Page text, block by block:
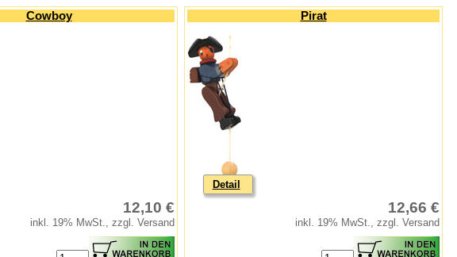
Cowboy
12,10 €
inkl. 19% MwSt., zzgl. Versand
Pirat
Detail
12,66 €
inkl. 19% MwSt., zzgl. Versand